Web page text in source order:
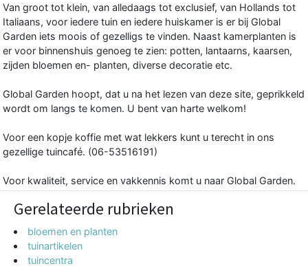
Van groot tot klein, van alledaags tot exclusief, van Hollands tot
Italiaans, voor iedere tuin en iedere huiskamer is er bij Global
Garden iets moois of gezelligs te vinden. Naast kamerplanten is
er voor binnenshuis genoeg te zien: potten, lantaarns, kaarsen,
zijden bloemen en- planten, diverse decoratie etc.
Global Garden hoopt, dat u na het lezen van deze site, geprikkeld
wordt om langs te komen. U bent van harte welkom!
Voor een kopje koffie met wat lekkers kunt u terecht in ons
gezellige tuincafé. (06-53516191)
Voor kwaliteit, service en vakkennis komt u naar Global Garden.
Gerelateerde rubrieken
bloemen en planten
tuinartikelen
tuincentra